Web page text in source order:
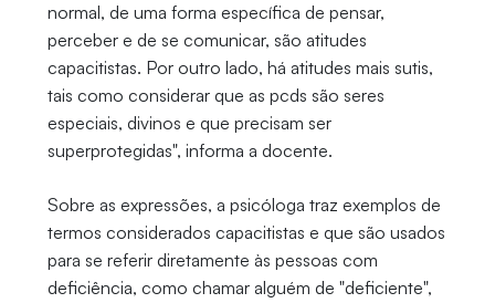
normal, de uma forma específica de pensar,
perceber e de se comunicar, são atitudes
capacitistas. Por outro lado, há atitudes mais sutis,
tais como considerar que as pcds são seres
especiais, divinos e que precisam ser
superprotegidas", informa a docente.
Sobre as expressões, a psicóloga traz exemplos de
termos considerados capacitistas e que são usados
para se referir diretamente às pessoas com
deficiência, como chamar alguém de "deficiente",